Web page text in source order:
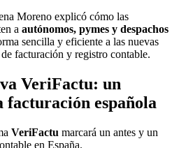
Moreno explicó cómo las
a autónomos, pymes y despachos
sencilla y eficiente a las nuevas
facturación y registro contable.
VeriFactu: un
facturación española
VeriFactu marcará un antes y un
en España.